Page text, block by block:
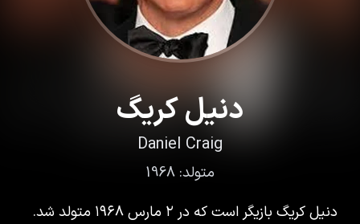
دنیل کریگ
Daniel Craig
متولد: 1968
دنیل کریگ بازیگر است که در ۲ مارس ۱۹۶۸ متولد شد.